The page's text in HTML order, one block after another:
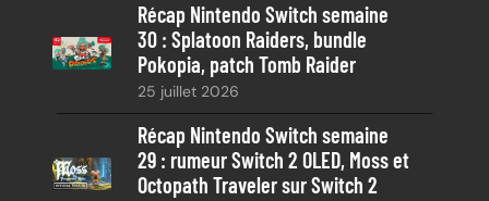
c
h
Récap Nintendo Switch semaine
30 : Splatoon Raiders, bundle
Pokopia, patch Tomb Raider
25 juillet 2026
Récap Nintendo Switch semaine
29 : rumeur Switch 2 OLED, Moss et
Octopath Traveler sur Switch 2